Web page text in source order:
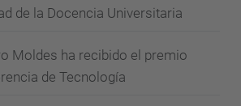
de la Docencia Universitaria
Moldes ha recibido el premio
de Tecnología